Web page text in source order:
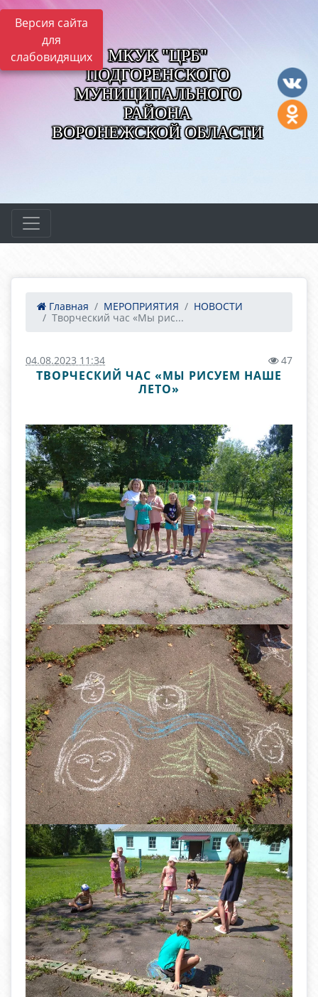
Версия сайта
для
слабовидящих
МКУК "ЦРБ"
ПОДГОРЕНСКОГО
МУНИЦИПАЛЬНОГО
РАЙОНА
ВОРОНЕЖСКОЙ ОБЛАСТИ
Главная МЕРОПРИЯТИЯ
НОВОСТИ
Творческий час «Мы рис...
04.08.2023 11:34 47
ТВОРЧЕСКИЙ ЧАС «МЫ РИСУЕМ НАШЕ
ЛЕТО»